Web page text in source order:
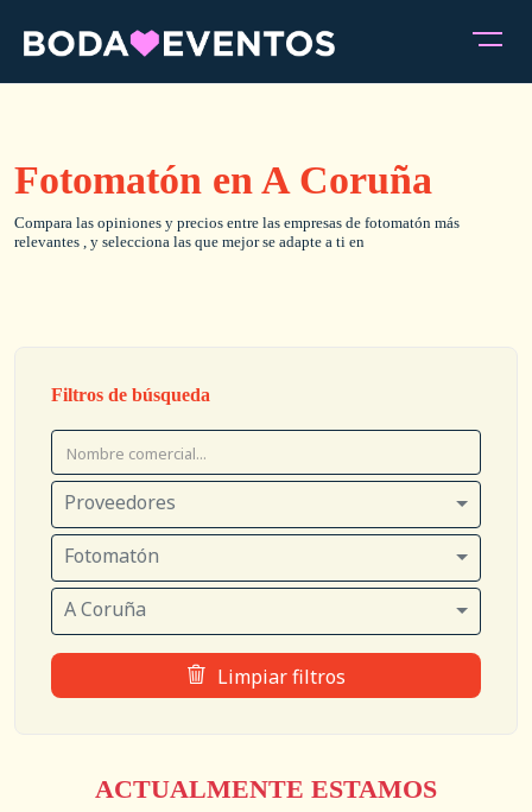
Fotomatón en A Coruña
Compara las opiniones y precios entre las empresas de fotomatón más
relevantes , y selecciona las que mejor se adapte a ti en
Filtros de búsqueda
Proveedores
Fotomatón
A Coruña
Limpiar filtros
ACTUALMENTE ESTAMOS